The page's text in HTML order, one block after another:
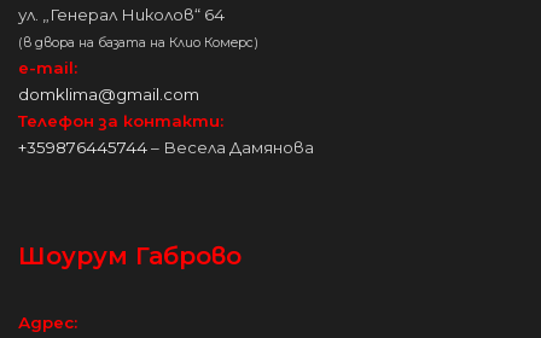
ул. „Генерал Николов“ 64
(в двора на базата на Клио Комерс)
e-mail:
domklima@gmail.com
Телефон за контакти:
+359876445744– Весела Дамянова
Шоурум Габрово
Адрес: